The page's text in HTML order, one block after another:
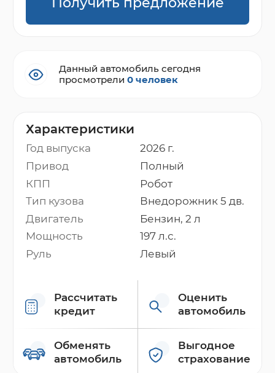
Характеристики
Год выпуска
2026 г.
Привод
Полный
КПП
Робот
Тип кузова
Внедорожник 5 дв.
Двигатель
Бензин, 2 л
Мощность
197 л.с.
Руль
Левый
Рассчитать
кредит
Оценить
автомобиль
Обменять
автомобиль
Выгодное
страхование
Данный автомобиль сегодня
просмотрели0 человек